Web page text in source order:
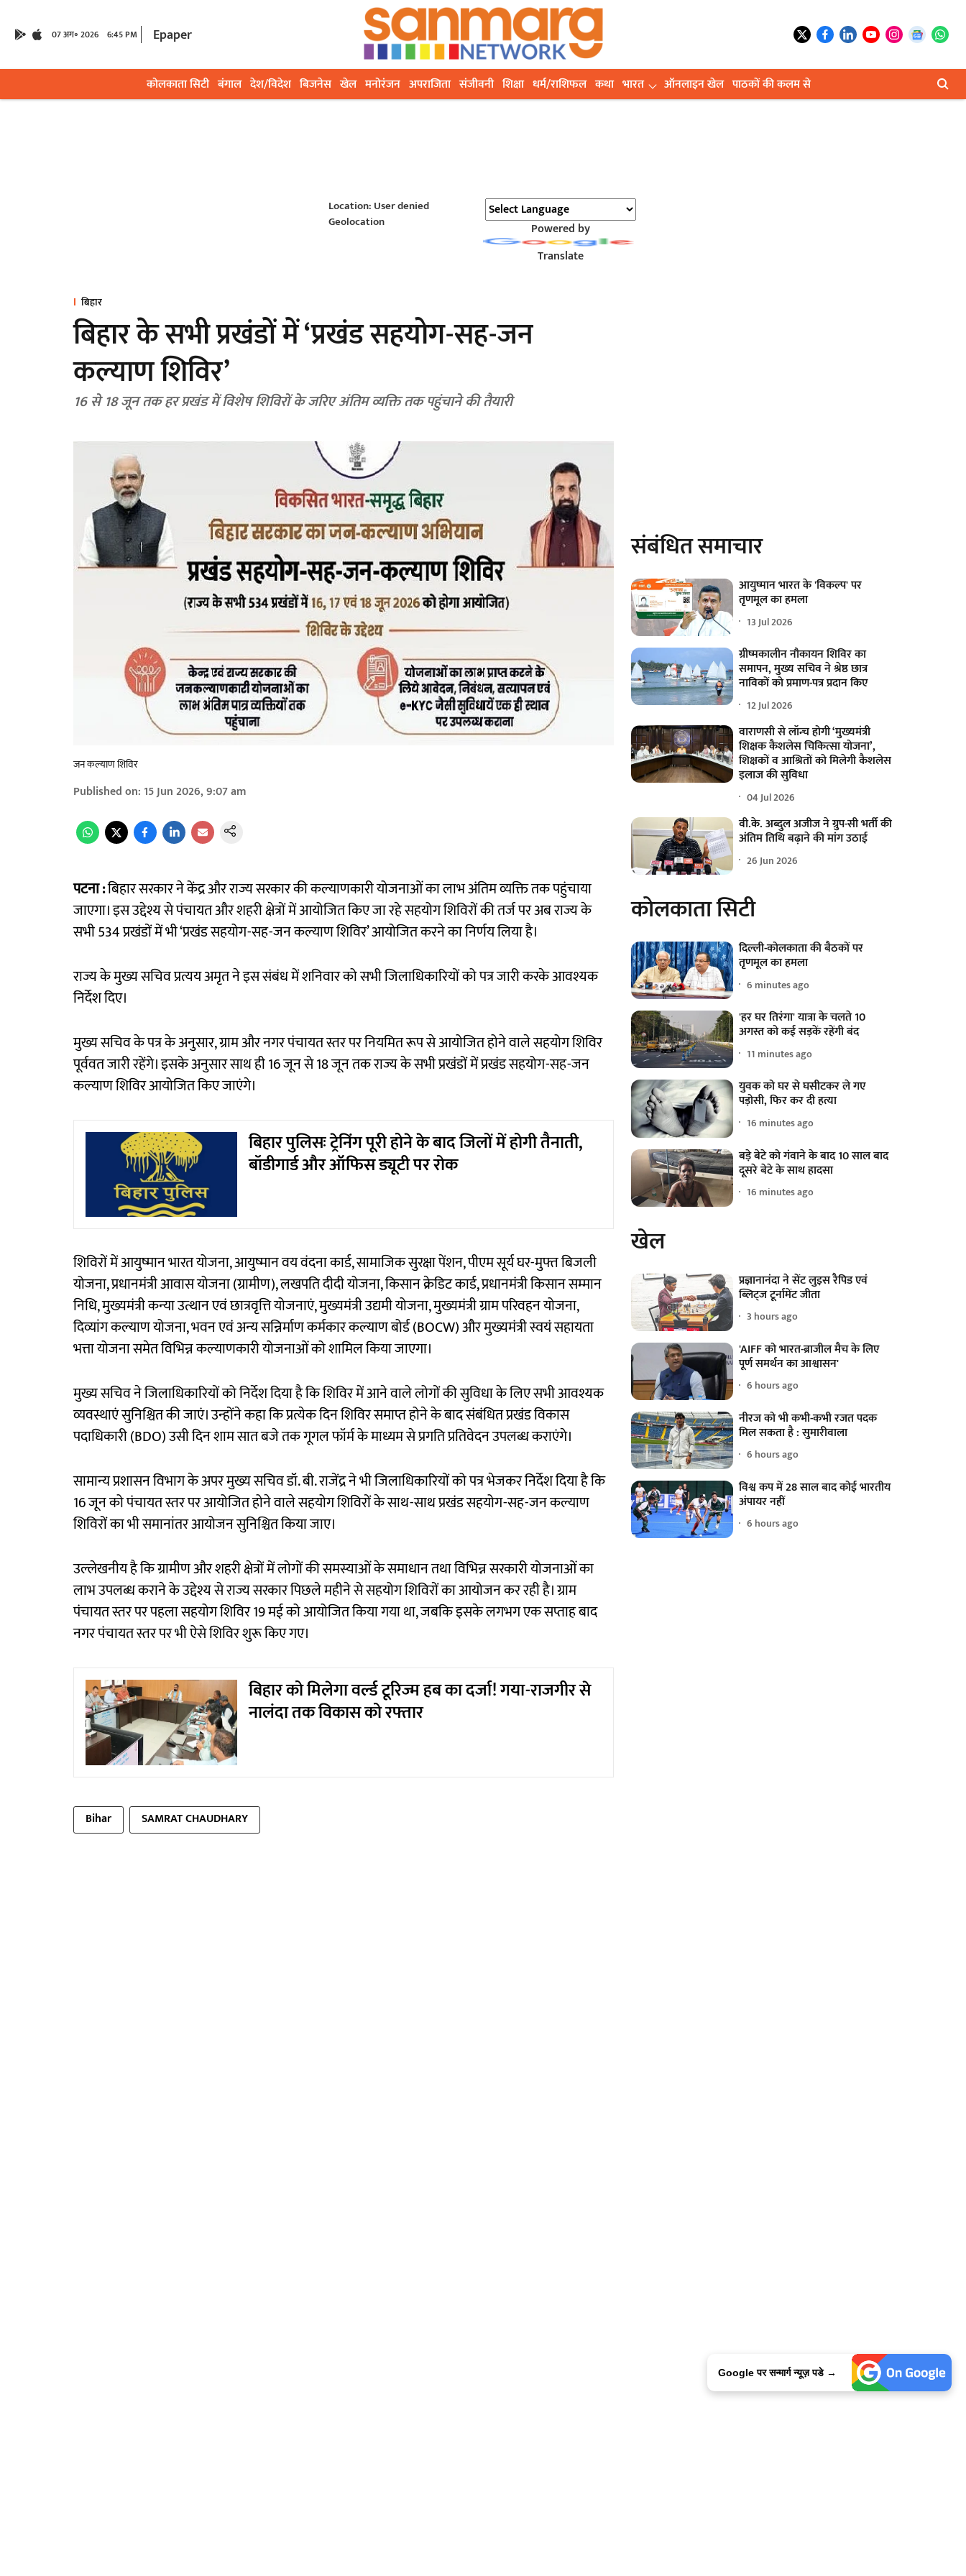
07 अग॰ 2026 6:45 PM Epaper
कोलकाता सिटी बंगाल देश/विदेश बिजनेस खेल मनोरंजन अपराजिता संजीवनी शिक्षा धर्म/राशिफल कथा भारत ऑनलाइन खेल पाठकों की कलम से
Location: User denied
Geolocation
Powered by
Translate
बिहार
बिहार के सभी प्रखंडों में ‘प्रखंड सहयोग-सह-जन
कल्याण शिविर’
16 से 18 जून तक हर प्रखंड में विशेष शिविरों के जरिए अंतिम व्यक्ति तक पहुंचाने की तैयारी
जन कल्याण शिविर
Published on: 15 Jun 2026, 9:07 am
पटना :बिहार सरकार ने केंद्र और राज्य सरकार की कल्याणकारी योजनाओं का लाभ अंतिम व्यक्ति तक पहुंचाया
जाएगा। इस उद्देश्य से पंचायत और शहरी क्षेत्रों में आयोजित किए जा रहे सहयोग शिविरों की तर्ज पर अब राज्य के
सभी 534 प्रखंडों में भी ‘प्रखंड सहयोग-सह-जन कल्याण शिविर’ आयोजित करने का निर्णय लिया है।
राज्य के मुख्य सचिव प्रत्यय अमृत ने इस संबंध में शनिवार को सभी जिलाधिकारियों को पत्र जारी करके आवश्यक
निर्देश दिए।
मुख्य सचिव के पत्र के अनुसार, ग्राम और नगर पंचायत स्तर पर नियमित रूप से आयोजित होने वाले सहयोग शिविर
पूर्ववत जारी रहेंगे। इसके अनुसार साथ ही 16 जून से 18 जून तक राज्य के सभी प्रखंडों में प्रखंड सहयोग-सह-जन
कल्याण शिविर आयोजित किए जाएंगे।
बिहार पुलिसः ट्रेनिंग पूरी होने के बाद जिलों में होगी तैनाती,
बॉडीगार्ड और ऑफिस ड्यूटी पर रोक
शिविरों में आयुष्मान भारत योजना, आयुष्मान वय वंदना कार्ड, सामाजिक सुरक्षा पेंशन, पीएम सूर्य घर-मुफ्त बिजली
योजना, प्रधानमंत्री आवास योजना (ग्रामीण), लखपति दीदी योजना, किसान क्रेडिट कार्ड, प्रधानमंत्री किसान सम्मान
निधि, मुख्यमंत्री कन्या उत्थान एवं छात्रवृत्ति योजनाएं, मुख्यमंत्री उद्यमी योजना, मुख्यमंत्री ग्राम परिवहन योजना,
दिव्यांग कल्याण योजना, भवन एवं अन्य सन्निर्माण कर्मकार कल्याण बोर्ड (BOCW) और मुख्यमंत्री स्वयं सहायता
भत्ता योजना समेत विभिन्न कल्याणकारी योजनाओं को शामिल किया जाएगा।
मुख्य सचिव ने जिलाधिकारियों को निर्देश दिया है कि शिविर में आने वाले लोगों की सुविधा के लिए सभी आवश्यक
व्यवस्थाएं सुनिश्चित की जाएं। उन्होंने कहा कि प्रत्येक दिन शिविर समाप्त होने के बाद संबंधित प्रखंड विकास
पदाधिकारी (BDO) उसी दिन शाम सात बजे तक गूगल फॉर्म के माध्यम से प्रगति प्रतिवेदन उपलब्ध कराएंगे।
सामान्य प्रशासन विभाग के अपर मुख्य सचिव डॉ. बी. राजेंद्र ने भी जिलाधिकारियों को पत्र भेजकर निर्देश दिया है कि
16 जून को पंचायत स्तर पर आयोजित होने वाले सहयोग शिविरों के साथ-साथ प्रखंड सहयोग-सह-जन कल्याण
शिविरों का भी समानांतर आयोजन सुनिश्चित किया जाए।
उल्लेखनीय है कि ग्रामीण और शहरी क्षेत्रों में लोगों की समस्याओं के समाधान तथा विभिन्न सरकारी योजनाओं का
लाभ उपलब्ध कराने के उद्देश्य से राज्य सरकार पिछले महीने से सहयोग शिविरों का आयोजन कर रही है। ग्राम
पंचायत स्तर पर पहला सहयोग शिविर 19 मई को आयोजित किया गया था, जबकि इसके लगभग एक सप्ताह बाद
नगर पंचायत स्तर पर भी ऐसे शिविर शुरू किए गए।
बिहार को मिलेगा वर्ल्ड टूरिज्म हब का दर्जा! गया-राजगीर से
नालंदा तक विकास को रफ्तार
Bihar SAMRAT CHAUDHARY
संबंधित समाचार
आयुष्मान भारत के 'विकल्प' पर
तृणमूल का हमला
13 Jul 2026
ग्रीष्मकालीन नौकायन शिविर का
समापन, मुख्य सचिव ने श्रेष्ठ छात्र
नाविकों को प्रमाण-पत्र प्रदान किए
12 Jul 2026
वाराणसी से लॉन्च होगी ‘मुख्यमंत्री
शिक्षक कैशलेस चिकित्सा योजना’,
शिक्षकों व आश्रितों को मिलेगी कैशलेस
इलाज की सुविधा
04 Jul 2026
वी.के. अब्दुल अजीज ने ग्रुप-सी भर्ती की
अंतिम तिथि बढ़ाने की मांग उठाई
26 Jun 2026
कोलकाता सिटी
दिल्ली-कोलकाता की बैठकों पर
तृणमूल का हमला
6 minutes ago
'हर घर तिरंगा' यात्रा के चलते 10
अगस्त को कई सड़कें रहेंगी बंद
11 minutes ago
युवक को घर से घसीटकर ले गए
पड़ोसी, फिर कर दी हत्या
16 minutes ago
बड़े बेटे को गंवाने के बाद 10 साल बाद
दूसरे बेटे के साथ हादसा
16 minutes ago
खेल
प्रज्ञानानंदा ने सेंट लुइस रैपिड एवं
ब्लिट्ज टूर्नामेंट जीता
3 hours ago
'AIFF को भारत-ब्राजील मैच के लिए
पूर्ण समर्थन का आश्वासन'
6 hours ago
नीरज को भी कभी-कभी रजत पदक
मिल सकता है : सुमारीवाला
6 hours ago
विश्व कप में 28 साल बाद कोई भारतीय
अंपायर नहीं
6 hours ago
Google पर सन्मार्ग न्यूज़ पडे →